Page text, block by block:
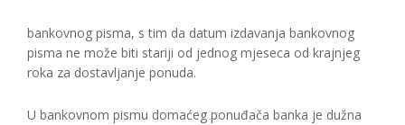
bankovnog pisma, s tim da datum izdavanja bankovnog
pisma ne može biti stariji od jednog mjeseca od krajnjeg
roka za dostavljanje ponuda.
U bankovnom pismu domaćeg ponuđača banka je dužna